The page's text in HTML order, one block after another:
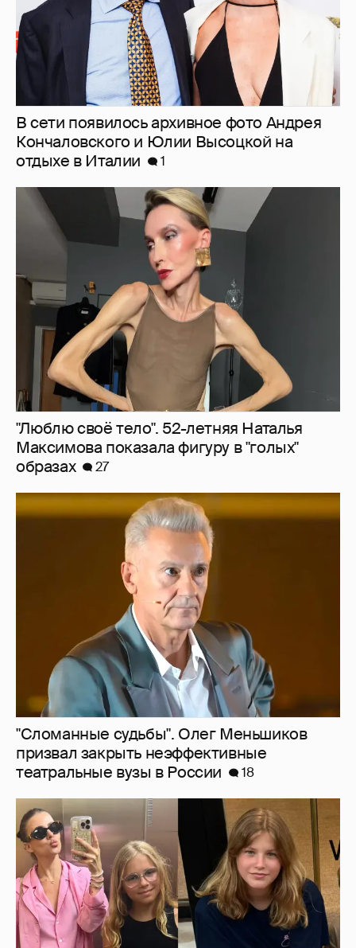
"Люблю своё тело". 52-летняя Наталья
Максимова показала фигуру в "голых"
"Сломанные судьбы". Олег Меньшиков
призвал закрыть неэффективные
театральные вузы в России
Внучки Светланы и Фёдора Бондарчук
отдыхают в Испании с матерью и братьями
8